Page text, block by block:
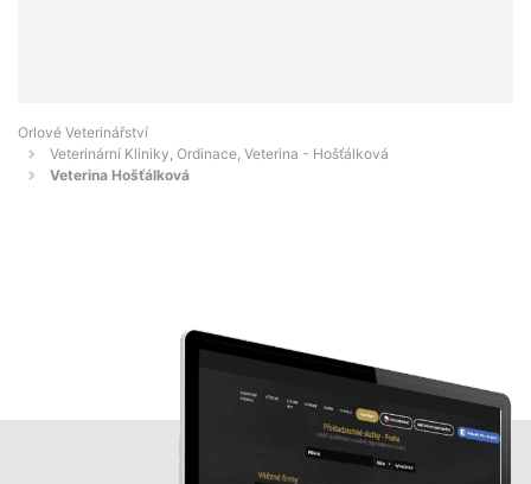
Orlové Veterinářství
Veterinární Kliniky, Ordinace, Veterina - Hošťálková
Veterina Hošťálková